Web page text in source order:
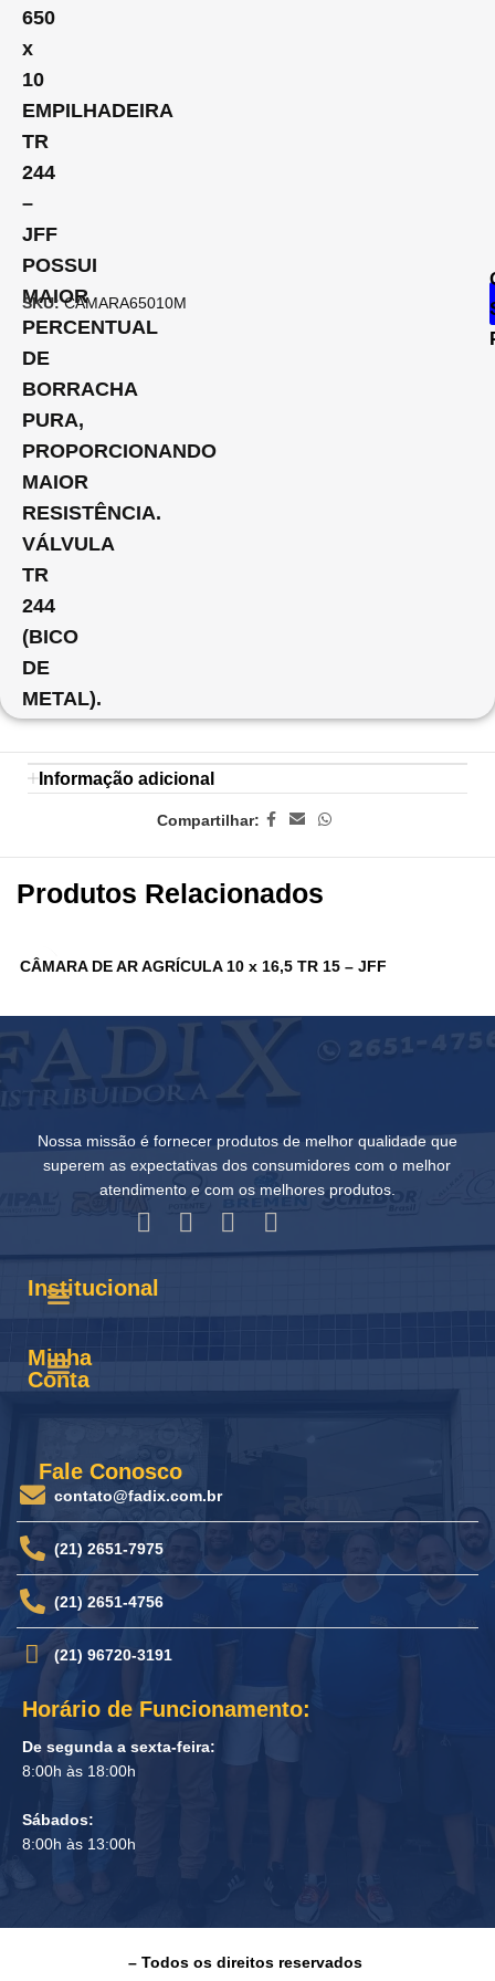
650
x
10
EMPILHADEIRA
TR
244
–
JFF
POSSUI
MAIOR
PERCENTUAL
DE
BORRACHA
PURA,
PROPORCIONANDO
MAIOR
RESISTÊNCIA.
VÁLVULA
TR
244
(BICO
DE
METAL).
SKU:CAMARA65010M
Informação adicional
Compartilhar:
Produtos Relacionados
CÂMARA DE AR AGRÍCULA 10 x 16,5 TR 15 – JFF
Nossa missão é fornecer produtos de melhor qualidade que
superem as expectativas dos consumidores com o melhor
atendimento e com os melhores produtos.
Institucional
Minha
Conta
Fale Conosco
contato@fadix.com.br
(21) 2651-7975
(21) 2651-4756
(21) 96720-3191
Horário de Funcionamento:
De segunda a sexta-feira:
8:00h às 18:00h
Sábados:
8:00h às 13:00h
– Todos os direitos reservados